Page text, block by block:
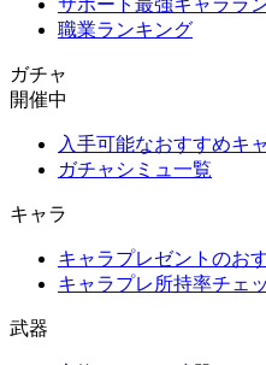
サポート最強キャララ
職業ランキング
ガチャ
開催中
入手可能なおすすめキ
ガチャシミュ一覧
キャラ
キャラプレゼントのお
キャラプレ所持率チェ
武器